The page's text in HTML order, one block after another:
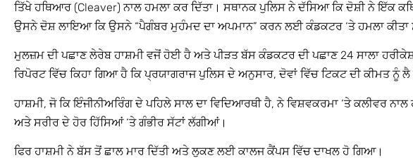
ਤਿੱਖੇ ਹਥਿਆਰ (Cleaver) ਨਾਲ ਹਮਲਾ ਕਰ ਦਿੱਤਾ। ਸਥਾਨਕ ਪੁਲਿਸ ਨੇ ਦੱਸਿਆ ਕਿ ਦੋਸ਼ੀ ਨੇ ਇੱਕ
ਉਸਨੇ ਦੋਸ਼ ਲਾਇਆ ਕਿ ਉਸਨੇ “ਪੈਗੰਬਰ ਮੁਹੰਮਦ ਦਾ ਅਪਮਾਨ” ਕਰਨ ਲਈ ਕੰਡਕਟਰ ‘ਤੇ ਹਮਲਾ ਕੀਤਾ
ਮੁਲਜ਼ਮ ਦੀ ਪਛਾਣ ਲੇਰੇਬ ਹਾਸ਼ਮੀ ਵਜੋਂ ਹੋਈ ਹੈ ਅਤੇ ਪੀੜਤ ਬੱਸ ਕੰਡਕਟਰ ਦੀ ਪਛਾਣ 24 ਸਾਲਾ
ਰਿਪੋਰਟ ਵਿੱਚ ਕਿਹਾ ਗਿਆ ਹੈ ਕਿ ਪ੍ਰਯਾਗਰਾਜ ਪੁਲਿਸ ਦੇ ਅਨੁਸਾਰ, ਦੋਵਾਂ ਵਿੱਚ ਟਿਕਟ ਦੀ ਕੀਮਤ ਨੂੰ
ਹਾਸ਼ਮੀ, ਜੋ ਕਿ ਇੰਜੀਨੀਅਰਿੰਗ ਦੇ ਪਹਿਲੇ ਸਾਲ ਦਾ ਵਿਦਿਆਰਥੀ ਹੈ, ਨੇ ਵਿਸ਼ਵਕਰਮਾ ‘ਤੇ ਕਲੀਵਰ
ਅਤੇ ਸਰੀਰ ਦੇ ਹੋਰ ਹਿੱਸਿਆਂ ‘ਤੇ ਗੰਭੀਰ ਸੱਟਾਂ ਲੱਗੀਆਂ।
ਫਿਰ ਹਾਸ਼ਮੀ ਨੇ ਬੱਸ ਤੋਂ ਛਾਲ ਮਾਰ ਦਿੱਤੀ ਅਤੇ ਲੁਕਣ ਲਈ ਕਾਲਜ ਕੈਂਪਸ ਵਿੱਚ ਦਾਖਲ ਹੋ ਗਿਆ।